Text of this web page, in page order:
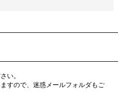
い。
すので、迷惑メールフォルダもご